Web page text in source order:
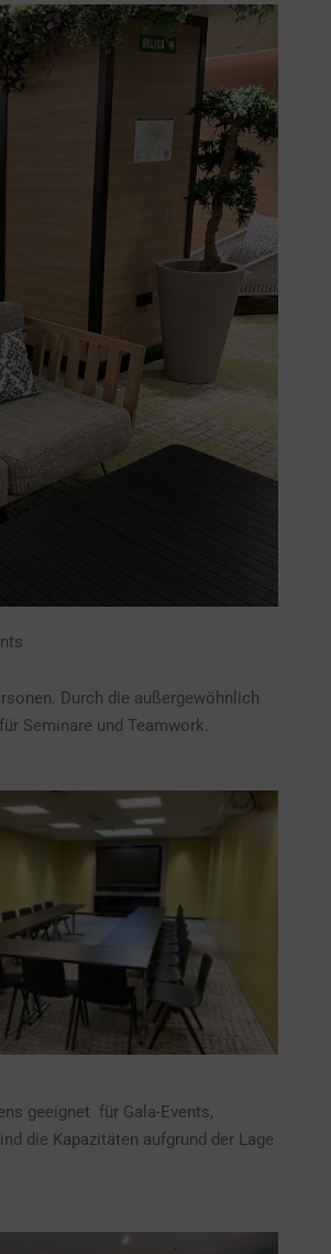
Durch die außergewöhnlich
Seminare und Teamwork.
geeignet für Gala-Events,
die Kapazitäten aufgrund der Lage